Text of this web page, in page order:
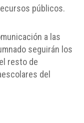
públicos.
a las
seguirán los
resto de
del